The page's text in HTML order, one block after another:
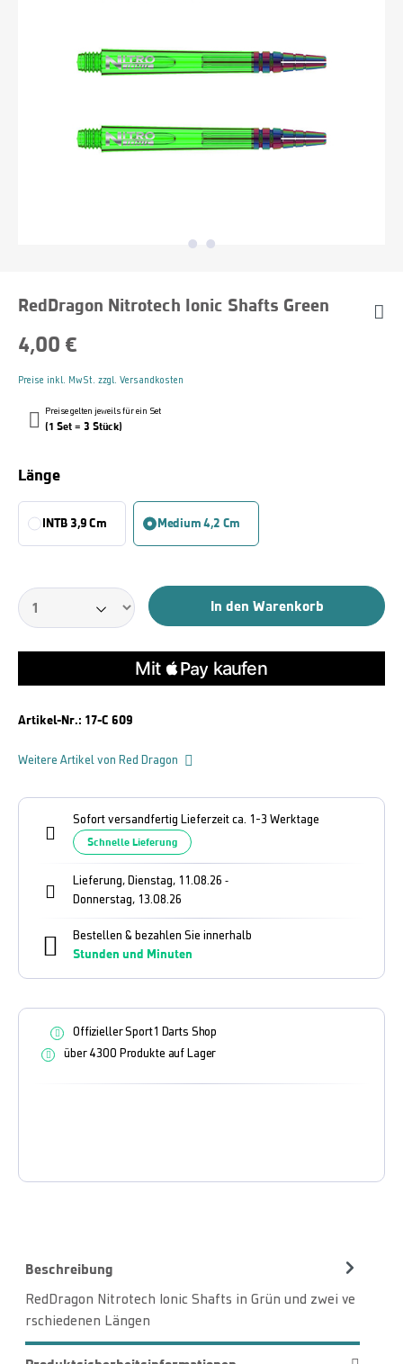
Beschreibung
RedDragon Nitrotech Ionic Shafts in Grün und zwei ve
rschiedenen Längen
RedDragon Nitrotech Ionic Shafts Green
4,00 €
Preise inkl. MwSt. zzgl. Versandkosten
Preise gelten jeweils für ein Set
(1 Set = 3 Stück)
LängeAuswählen
INTB 3,9 Cm Medium 4,2 Cm
In den Warenkorb
Artikel-Nr.: 17-C 609
Weitere Artikel von Red Dragon
Sofort versandfertig Lieferzeit ca. 1-3 Werktage
Schnelle Lieferung
Lieferung, Dienstag, 11.08.26 -
Donnerstag, 13.08.26
Bestellen & bezahlen Sie innerhalb
Stunden und Minuten
Offizieller Sport1 Darts Shop
über 4300 Produkte auf Lager